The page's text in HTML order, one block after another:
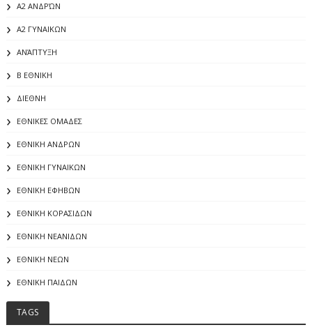
Α2 ΑΝΔΡΏΝ
Α2 ΓΥΝΑΙΚΩΝ
ΑΝΆΠΤΥΞΗ
Β ΕΘΝΙΚΗ
ΔΙΕΘΝΗ
ΕΘΝΙΚΕΣ ΟΜΑΔΕΣ
ΕΘΝΙΚΗ ΑΝΔΡΩΝ
ΕΘΝΙΚΗ ΓΥΝΑΙΚΩΝ
ΕΘΝΙΚΗ ΕΦΗΒΩΝ
ΕΘΝΙΚΗ ΚΟΡΑΣΙΔΩΝ
ΕΘΝΙΚΗ ΝΕΑΝΙΔΩΝ
ΕΘΝΙΚΗ ΝΕΩΝ
ΕΘΝΙΚΗ ΠΑΙΔΩΝ
TAGS